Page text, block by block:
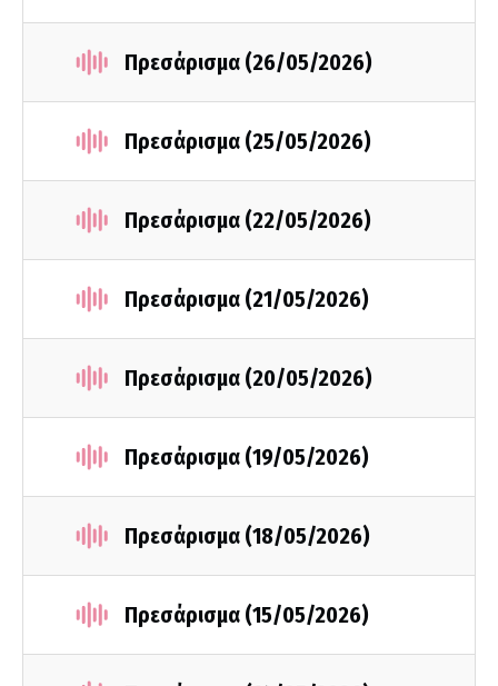
Πρεσάρισμα (26/05/2026)
Πρεσάρισμα (25/05/2026)
Πρεσάρισμα (22/05/2026)
Πρεσάρισμα (21/05/2026)
Πρεσάρισμα (20/05/2026)
Πρεσάρισμα (19/05/2026)
Πρεσάρισμα (18/05/2026)
Πρεσάρισμα (15/05/2026)